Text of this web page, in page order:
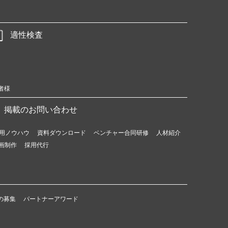
適性検査
様
掲載のお問い合わせ
ノウハウ 資料ダウンロード ベンチャー合同研修
人材紹介
制作
採用代行
募集 パートナーアワード